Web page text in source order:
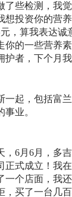
了些检测，我
想投资你的营
，算我表达诚
你的一些营养
护者，下个月
一起，包括富
业。
，6月6月，多
正式成立！我
一个店面，我
，买了一台几